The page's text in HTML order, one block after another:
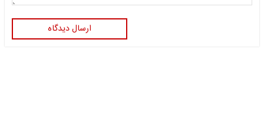
ارسال دیدگاه